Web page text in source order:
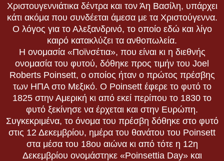
Χριστουγεννιάτικα δέντρα και τον Άη Βασίλη, υπάρχει
κάτι ακόμα που συνδέεται άμεσα με τα Χριστούγεννα.
Ο λόγος για το Αλεξανδρινό, το οποίο εδώ και λίγο
καιρό κατακλύζει τα ανθοπωλεία.
Η ονομασία «Ποϊνσέτια», που είναι κι η διεθνής
ονομασία του φυτού, δόθηκε προς τιμήν του Joel
Roberts Poinsett, ο οποίος ήταν ο πρώτος πρέσβης
των ΗΠΑ στο Μεξικό. Ο Poinsett έφερε το φυτό το
1825 στην Αμερική κι από εκεί περίπου το 1830 το
φυτό ξεκίνησε να έρχεται και στην Ευρώπη.
Συγκεκριμένα, το όνομα του πρέσβη δόθηκε στο φυτό
στις 12 Δεκεμβρίου, ημέρα του θανάτου του Poinsett
στα μέσα του 18ου αιώνα κι από τότε η 12η
Δεκεμβρίου ονομάστηκε «Poinsettia Day» και